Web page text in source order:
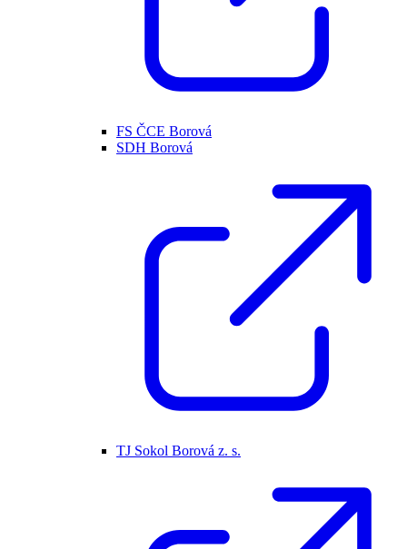
FS ČCE Borová
SDH Borová
TJ Sokol Borová z. s.